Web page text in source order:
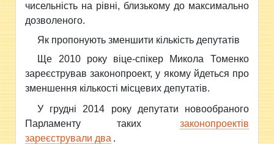
чисельність на рівні, близькому до максимально
дозволеного.
Як пропонують зменшити кількість депутатів
Ще 2010 року віце-спікер Микола Томенко
зареєстрував законопроект, у якому йдеться про
зменшення кількості місцевих депутатів.
У грудні 2014 року депутати новообраного
Парламенту таких
законопроектів
зареєстрували два .